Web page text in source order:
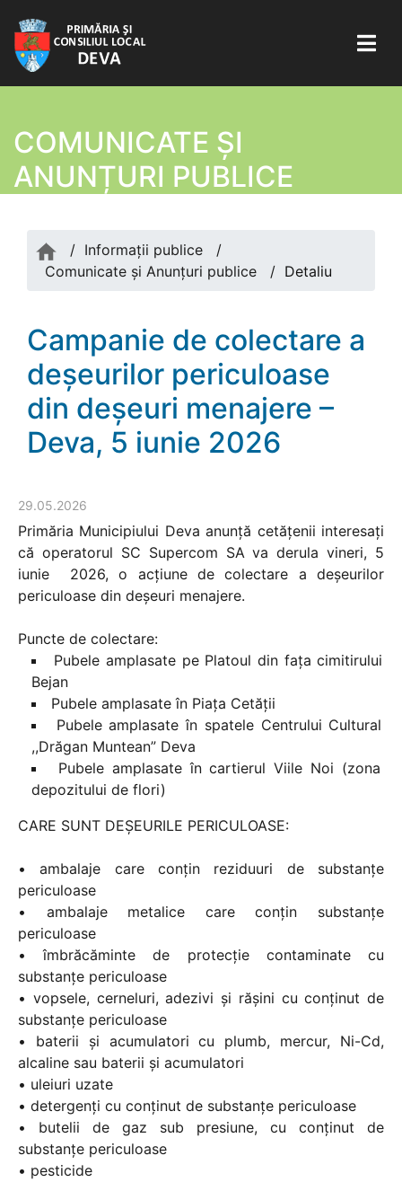
COMUNICATE ŞI
ANUNȚURI PUBLICE
/ Informații publice
/
Comunicate şi Anunțuri publice
/ Detaliu
Campanie de colectare a
deșeurilor periculoase
din deșeuri menajere –
Deva, 5 iunie 2026
29.05.2026
Primăria Municipiului Deva anunță cetățenii interesați
că operatorul SC Supercom SA va derula vineri, 5
iunie 2026, o acțiune de colectare a deșeurilor
periculoase din deșeuri menajere.
Puncte de colectare:
Pubele amplasate pe Platoul din fața cimitirului
Bejan
Pubele amplasate în Piața Cetății
Pubele amplasate în spatele Centrului Cultural
,,Drăgan Muntean” Deva
Pubele amplasate în cartierul Viile Noi (zona
depozitului de flori)
CARE SUNT DEȘEURILE PERICULOASE:
• ambalaje care conţin reziduuri de substanţe
periculoase
• ambalaje metalice care conţin substanțe
periculoase
• îmbrăcăminte de protecție contaminate cu
substanțe periculoase
• vopsele, cerneluri, adezivi şi răşini cu conţinut de
substanţe periculoase
• baterii şi acumulatori cu plumb, mercur, Ni-Cd,
alcaline sau baterii şi acumulatori
• uleiuri uzate
• detergenţi cu conţinut de substanţe periculoase
• butelii de gaz sub presiune, cu conţinut de
substanţe periculoase
• pesticide